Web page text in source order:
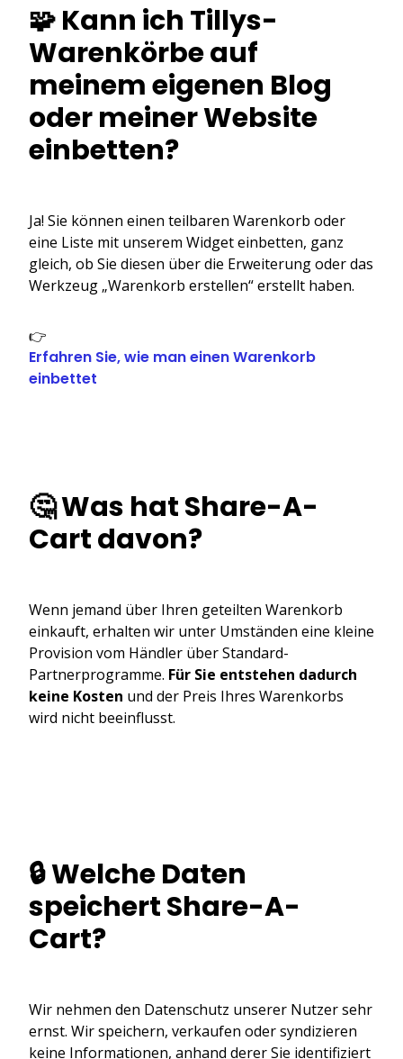
🧩 Kann ich Tillys-
Warenkörbe auf
meinem eigenen Blog
oder meiner Website
einbetten?
Ja! Sie können einen teilbaren Warenkorb oder
eine Liste mit unserem Widget einbetten, ganz
gleich, ob Sie diesen über die Erweiterung oder das
Werkzeug „Warenkorb erstellen“ erstellt haben.
👉
Erfahren Sie, wie man einen Warenkorb
einbettet
🤔 Was hat Share-A-
Cart davon?
Wenn jemand über Ihren geteilten Warenkorb
einkauft, erhalten wir unter Umständen eine kleine
Provision vom Händler über Standard-
Partnerprogramme. Für Sie entstehen dadurch
keine Kosten und der Preis Ihres Warenkorbs
wird nicht beeinflusst.
🔒 Welche Daten
speichert Share-A-
Cart?
Wir nehmen den Datenschutz unserer Nutzer sehr
ernst. Wir speichern, verkaufen oder syndizieren
keine Informationen, anhand derer Sie identifiziert